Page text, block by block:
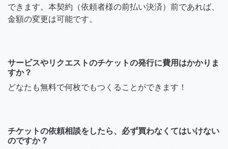
できます。本契約（依頼者様の前払い決済）前であれば、
金額の変更は可能です。
サービスやリクエストのチケットの発行に費用はかかりま
すか？
どなたも無料で何枚でもつくることができます！
チケットの依頼相談をしたら、必ず買わなくてはいけない
のですか？